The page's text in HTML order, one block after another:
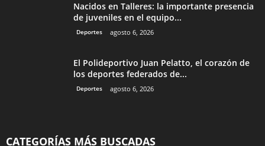
Nacidos en Talleres: la importante presencia
de juveniles en el equipo...
Deportes agosto 6, 2026
El Polideportivo Juan Pelatto, el corazón de
los deportes federados de...
Deportes agosto 6, 2026
CATEGORÍAS MÁS BUSCADAS